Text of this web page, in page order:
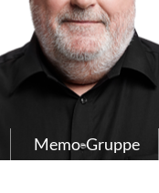
Memo-Gruppe